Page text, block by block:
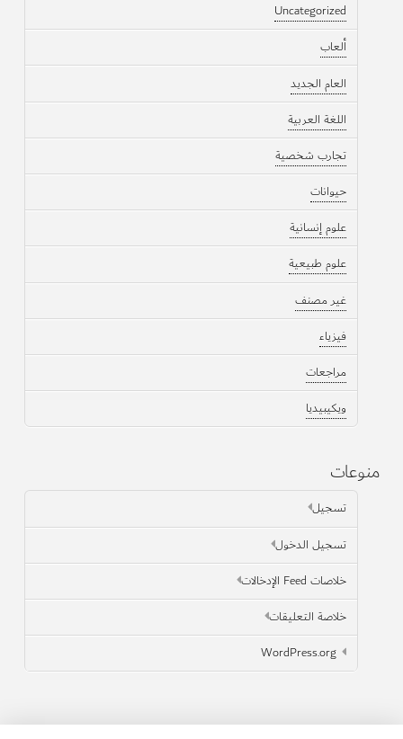
Uncategorized
ألعاب
العام الجديد
اللغة العربية
تجارب شخصية
حيوانات
علوم إنسانية
علوم طبيعية
غير مصنف
فيزياء
مراجعات
ويكيبيديا
منوعات
تسجيل
تسجيل الدخول
خلاصات Feed الإدخالات
خلاصة التعليقات
WordPress.org